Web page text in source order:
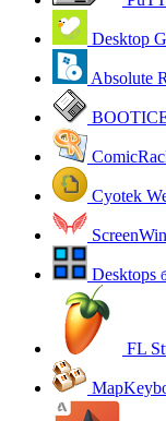
Desktop
Absolute
Cyotek
Desktops
FL